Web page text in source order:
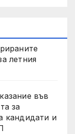
летния
във
за
кандидати и